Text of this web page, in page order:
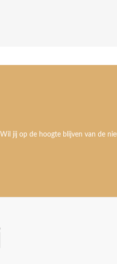
Wil jij op de hoogte blijven van de